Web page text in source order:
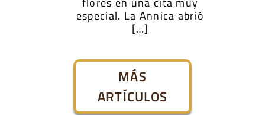
especial. La Annica abrió
[…]
MÁS
ARTÍCULOS